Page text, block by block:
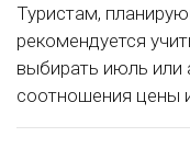
Туристам,
рекомендуется
выбирать июль или
соотношения цены